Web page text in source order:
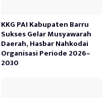
KKG PAI Kabupaten Barru
Sukses Gelar Musyawarah
Daerah, Hasbar Nahkodai
Organisasi Periode 2026–
2030